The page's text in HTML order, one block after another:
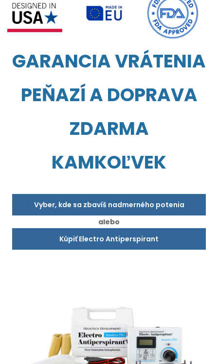
GARANCIA VRÁTENIA
PEŇAZÍ A DOPRAVA
ZDARMA
KAMKOĽVEK
Vyber, kde sa zbavíš nadmerného potenia
alebo
Kúpiť Electro Antiperspirant